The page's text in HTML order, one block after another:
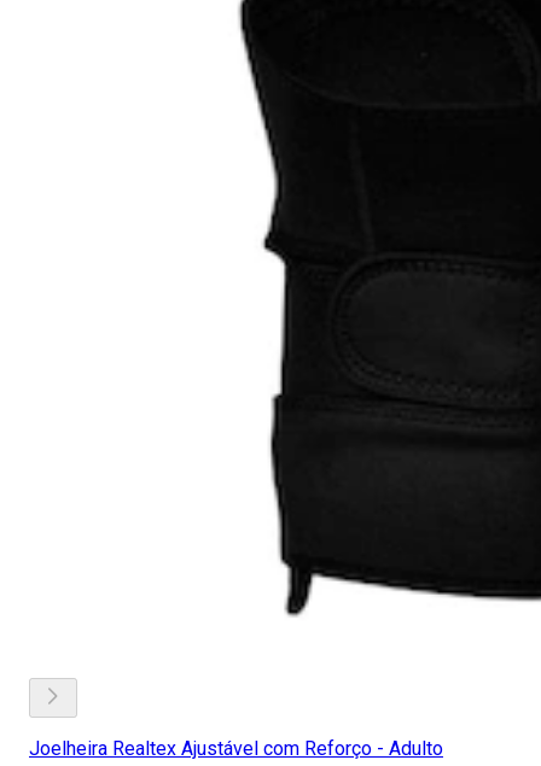
Joelheira Realtex Ajustável com Reforço - Adulto